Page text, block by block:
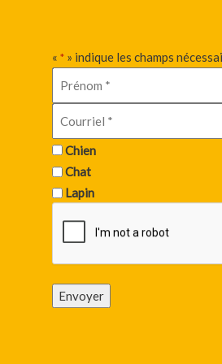
« * » indique les champs
Chien
Chat
Lapin
Envoyer